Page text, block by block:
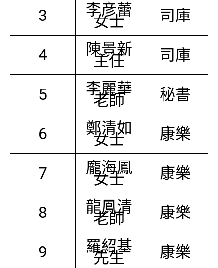
3 李彦蕾
女士 司庫
4 陳景新
主任 司庫
5 李麗華
老師 秘書
6 鄭清如
女士 康樂
7 龐海鳳
女士 康樂
8 龍鳳清
老師 康樂
9 羅紹基
先生 康樂